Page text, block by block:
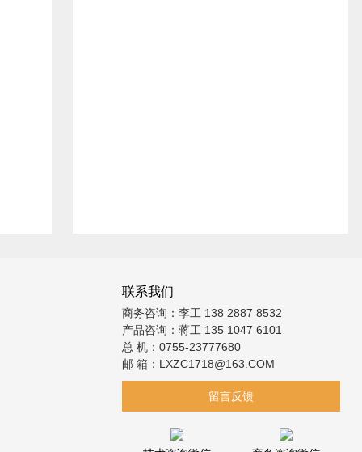
联系我们
商务咨询：李工 138 2887 8532
产品咨询：蒋工 135 1047 6101
总 机：0755-23777680
邮 箱：LXZC1718@163.COM
留言反馈